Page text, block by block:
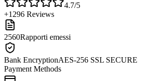
4.7/5
+1296 Reviews
2560Rapporti emessi
Bank EncryptionAES-256 SSL SECURE
Payment Methods